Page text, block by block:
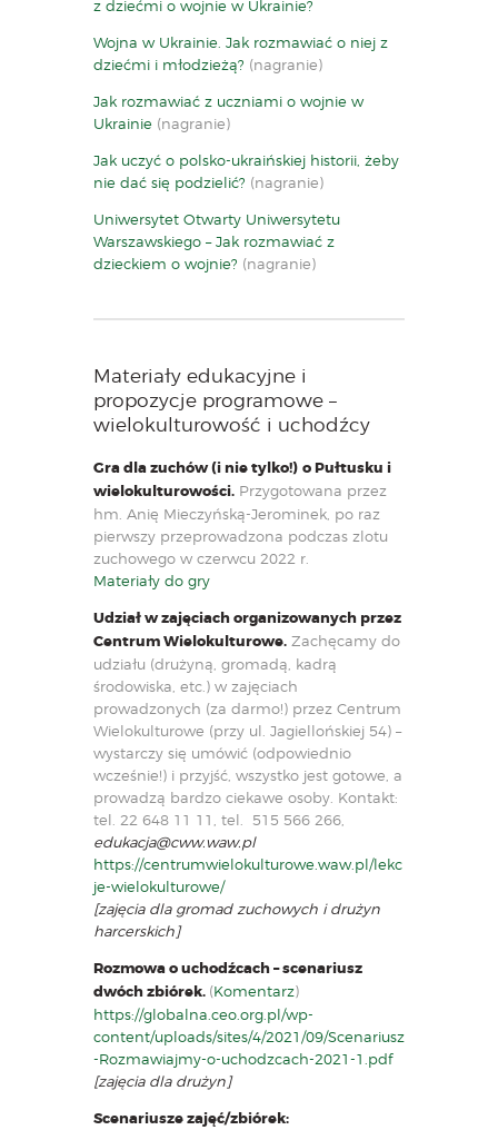
z dziećmi o wojnie w Ukrainie?
Wojna w Ukrainie. Jak rozmawiać o niej z
dziećmi i młodzieżą? (nagranie)
Jak rozmawiać z uczniami o wojnie w
Ukrainie (nagranie)
Jak uczyć o polsko-ukraińskiej historii, żeby
nie dać się podzielić? (nagranie)
Uniwersytet Otwarty Uniwersytetu
Warszawskiego – Jak rozmawiać z
dzieckiem o wojnie? (nagranie)
Materiały edukacyjne i
propozycje programowe –
wielokulturowość i uchodźcy
Gra dla zuchów(i nie tylko!) o Pułtusku i
wielokulturowości. Przygotowana przez
hm. Anię Mieczyńską-Jerominek, po raz
pierwszy przeprowadzona podczas zlotu
zuchowego w czerwcu 2022 r.
Materiały do gry
Udział w zajęciach organizowanych przez
Centrum Wielokulturowe. Zachęcamy do
udziału (drużyną, gromadą, kadrą
środowiska, etc.) w zajęciach
prowadzonych (za darmo!) przez Centrum
Wielokulturowe (przy ul. Jagiellońskiej 54) –
wystarczy się umówić (odpowiednio
wcześnie!) i przyjść, wszystko jest gotowe, a
prowadzą bardzo ciekawe osoby. Kontakt:
tel. 22 648 11 11, tel. 515 566 266,
edukacja@cww.waw.pl
https://centrumwielokulturowe.waw.pl/lekc
je-wielokulturowe/
[zajęcia dla gromad zuchowych i drużyn
harcerskich]
Rozmowa o uchodźcach – scenariusz
dwóch zbiórek. (Komentarz)
https://globalna.ceo.org.pl/wp-
content/uploads/sites/4/2021/09/Scenariusz
-Rozmawiajmy-o-uchodzcach-2021-1.pdf
[zajęcia dla drużyn]
Scenariusze zajęć/zbiórek: